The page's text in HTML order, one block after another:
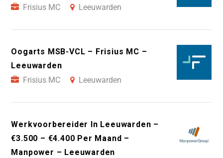
Frisius MC
Leeuwarden
Oogarts MSB-VCL – Frisius MC –
Leeuwarden
Frisius MC
Leeuwarden
Werkvoorbereider In Leeuwarden –
€3.500 – €4.400 Per Maand –
Manpower – Leeuwarden